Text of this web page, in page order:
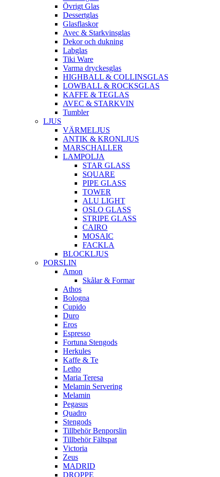
Övrigt Glas
Dessertglas
Glasflaskor
Avec & Starkvinsglas
Dekor och dukning
Labglas
Tiki Ware
Varma dryckesglas
HIGHBALL & COLLINSGLAS
LOWBALL & ROCKSGLAS
KAFFE & TEGLAS
AVEC & STARKVIN
Tumbler
LJUS
VÄRMELJUS
ANTIK & KRONLJUS
MARSCHALLER
LAMPOLJA
STAR GLASS
SQUARE
PIPE GLASS
TOWER
ALU LIGHT
OSLO GLASS
STRIPE GLASS
CAIRO
MOSAIC
FACKLA
BLOCKLJUS
PORSLIN
Amon
Skålar & Formar
Athos
Bologna
Cupido
Duro
Eros
Espresso
Fortuna Stengods
Herkules
Kaffe & Te
Letho
Maria Teresa
Melamin Servering
Melamin
Pegasus
Quadro
Stengods
Tillbehör Benporslin
Tillbehör Fältspat
Victoria
Zeus
MADRID
DROPPE